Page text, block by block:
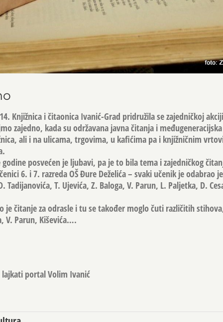
Knjižnica i čitaonica Ivanić-Grad pridružila se zajedničkoj
zajedno, kada su održavana javna čitanja i
ali i na ulicama, trgovima, u kafićima pa i knjižničnim
posvećen je ljubavi, pa je to bila tema i zajedničkog
6. i 7. razreda OŠ Đure Deželića – svaki učenik je odabrao
Tadijanovića, T. Ujevića, Z. Baloga, V. Parun, L. Paljetka, D.
je čitanje za odrasle i tu se također moglo čuti različitih
V. Parun, Kiševića….
portal Volim Ivanić